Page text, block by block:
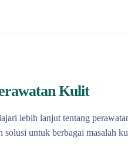
Kulit
lebih lanjut tentang
solusi untuk berbagai masalah